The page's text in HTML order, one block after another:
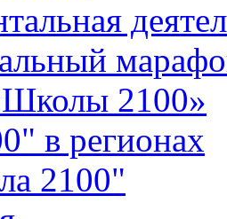
2100»
в регионах
2100"